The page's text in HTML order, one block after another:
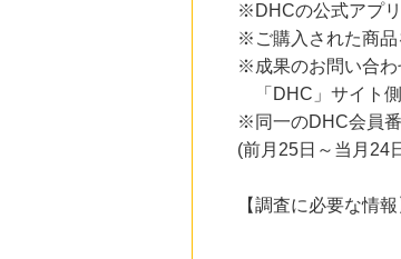
※DHCの公式アプ
※ご購入された商品
※成果のお問い合わ
「DHC」サイト側
※同一のDHC会員
(前月25日～当月24
【調査に必要な情